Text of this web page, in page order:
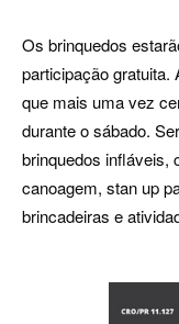
Os brinquedos
participação gratuita.
que mais uma vez
durante o sábado.
brinquedos infláveis,
canoagem, stan up
brincadeiras e